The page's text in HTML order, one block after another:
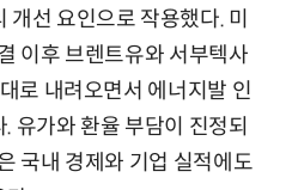
선 요인으로 작용했다. 미
이후 브렌트유와 서부텍사
로 내려오면서 에너지발 인
유가와 환율 부담이 진정되
국내 경제와 기업 실적에도